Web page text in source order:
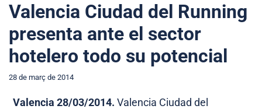
Valencia Ciudad del Running
presenta ante el sector
hotelero todo su potencial
28 de març de 2014
Valencia 28/03/2014. Valencia Ciudad del